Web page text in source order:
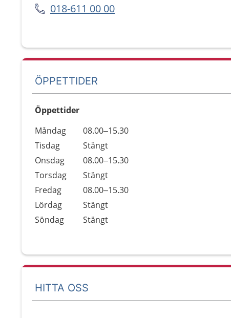
018-611 00 00
ÖPPETTIDER
Öppettider
Dag
Öppettider
Kommentarer
Måndag
08.00–15.30
Tisdag
Stängt
Onsdag
08.00–15.30
Torsdag
Stängt
Fredag
08.00–15.30
Lördag
Stängt
Söndag
Stängt
HITTA OSS